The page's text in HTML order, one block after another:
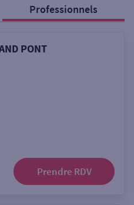
Professionnels
PONT
Prendre RDV